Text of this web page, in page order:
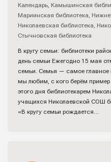
Календарь, Камышинская
Мариинская библиотека,
Николаевская библиотека,
Стычновская библиотека
В кругу семьи: библиотеки
день семьи Ежегодно 15 мая
семьи. Семья — самое главное
мы любим, с кого берём
этого дня библиотекарем
учащихся Николаевской СОШ
«В кругу семьи рождается…